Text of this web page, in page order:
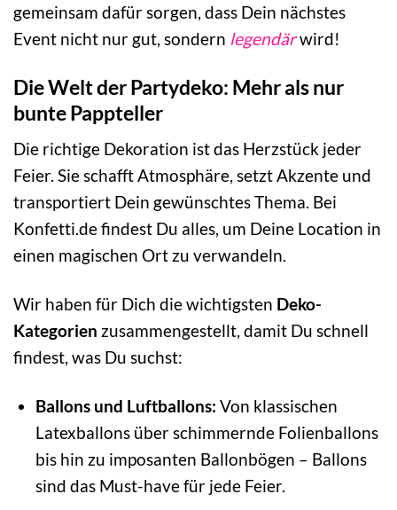
gemeinsam dafür sorgen, dass Dein nächstes
Event nicht nur gut, sondern legendärwird!
Die Welt der Partydeko: Mehr als nur
bunte Pappteller
Die richtige Dekoration ist das Herzstück jeder
Feier. Sie schafft Atmosphäre, setzt Akzente und
transportiert Dein gewünschtes Thema. Bei
Konfetti.de findest Du alles, um Deine Location in
einen magischen Ort zu verwandeln.
Wir haben für Dich die wichtigsten Deko-
Kategorien zusammengestellt, damit Du schnell
findest, was Du suchst:
Ballons und Luftballons: Von klassischen
Latexballons über schimmernde Folienballons
bis hin zu imposanten Ballonbögen – Ballons
sind das Must-have für jede Feier.